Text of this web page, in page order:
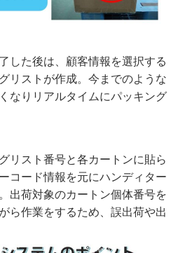
した後は、顧客情報を選択する
リストが作成。今までのような
なりリアルタイムにパッキング
リスト番号と各カートンに貼ら
コード情報を元にハンディター
出荷対象のカートン個体番号を
ら作業をするため、誤出荷や出